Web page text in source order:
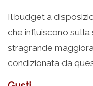
Il budget a
che influiscono
stragrande
condizionata da